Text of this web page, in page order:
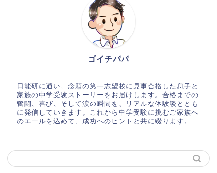
ゴイチパパ
日能研に通い、念願の第一志望校に見事合格した息子と
家族の中学受験ストーリーをお届けします。合格までの
奮闘、喜び、そして涙の瞬間を、リアルな体験談ととも
に発信していきます。これから中学受験に挑むご家族へ
のエールを込めて、成功へのヒントと共に綴ります。